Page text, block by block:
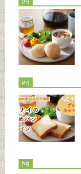
PR
PR
PR